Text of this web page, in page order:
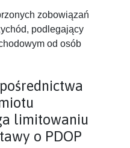
zobowiązań
podlegający
od osób
limitowaniu
o PDOP